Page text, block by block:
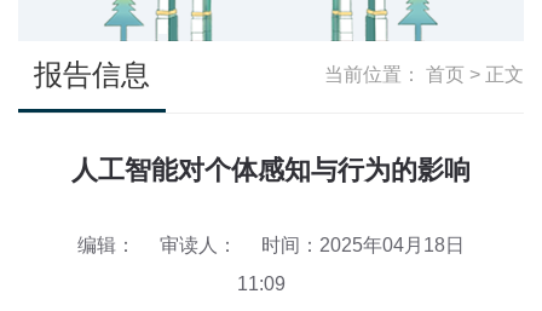
报告信息 当前位置： 首页 > 正文
人工智能对个体感知与行为的影响
编辑： 审读人：
时间：2025年04月18日
11:09